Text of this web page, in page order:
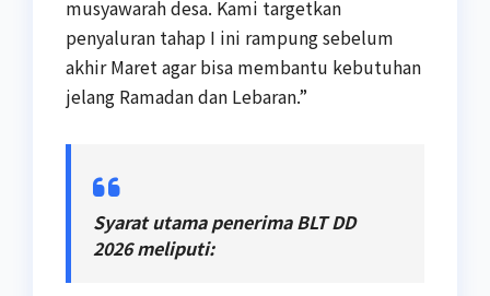
musyawarah desa. Kami targetkan
penyaluran tahap I ini rampung sebelum
akhir Maret agar bisa membantu kebutuhan
jelang Ramadan dan Lebaran.”
Syarat utama penerima BLT DD
2026 meliputi: